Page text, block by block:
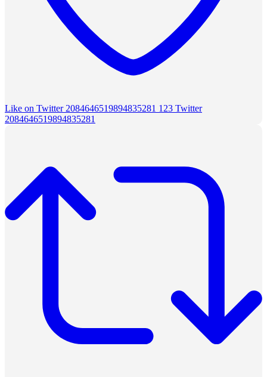
Like on Twitter 2084646519894835281 123 Twitter
2084646519894835281